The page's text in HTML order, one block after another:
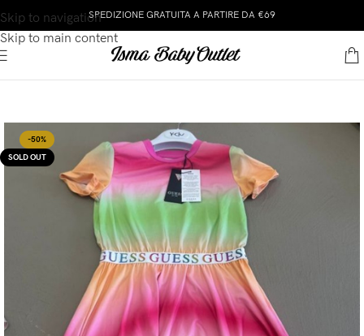
Skip to navigation
Skip to main content
SPEDIZIONE GRATUITA A PARTIRE DA €69
-50%
SOLD OUT